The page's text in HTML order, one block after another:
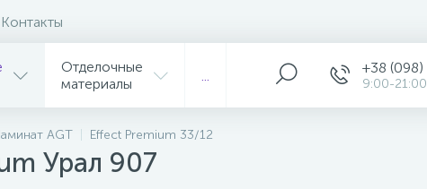
Контакты
Отделочные
материалы
+38 (098)
9:00-21:00
AGT Effect Premium 33/12
Урал 907